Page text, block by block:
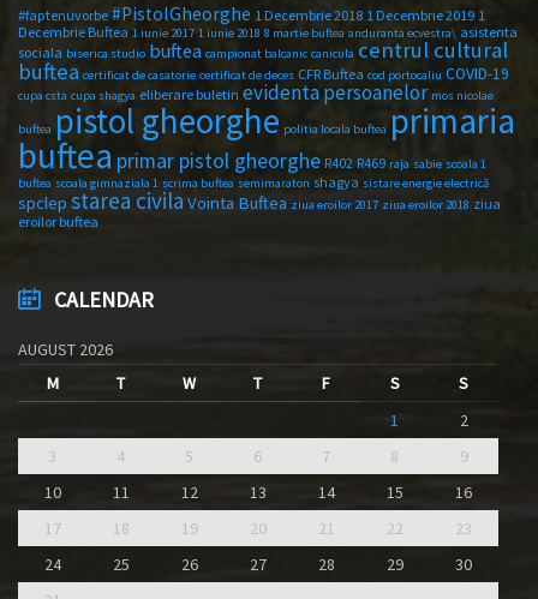
#faptenuvorbe #PistolGheorghe 1 Decembrie 2018 1 Decembrie 2019 1
Decembrie Buftea 1 iunie 2017 1 iunie 2018 8 martie buftea anduranta ecvestra\ asistenta
sociala biserica studio buftea campionat balcanic canicula centrul cultural
buftea certificat de casatorie certificat de deces CFR Buftea cod portocaliu COVID-19
cupa csta cupa shagya eliberare buletin evidenta persoanelor mos nicolae
buftea pistol gheorghe politia locala buftea primaria
buftea primar pistol gheorghe R402 R469 raja sabie scoala 1
buftea scoala gimnaziala 1 scrima buftea semimaraton shagya sistare energie electrică
spclep starea civila Vointa Buftea ziua eroilor 2017 ziua eroilor 2018 ziua
eroilor buftea
CALENDAR
AUGUST 2026
M
T W T F S
S
1
2
3
4 5 6 7 8
9
10
11 12 13 14 15
16
17
18 19 20 21 22
23
24
25 26 27 28 29
30